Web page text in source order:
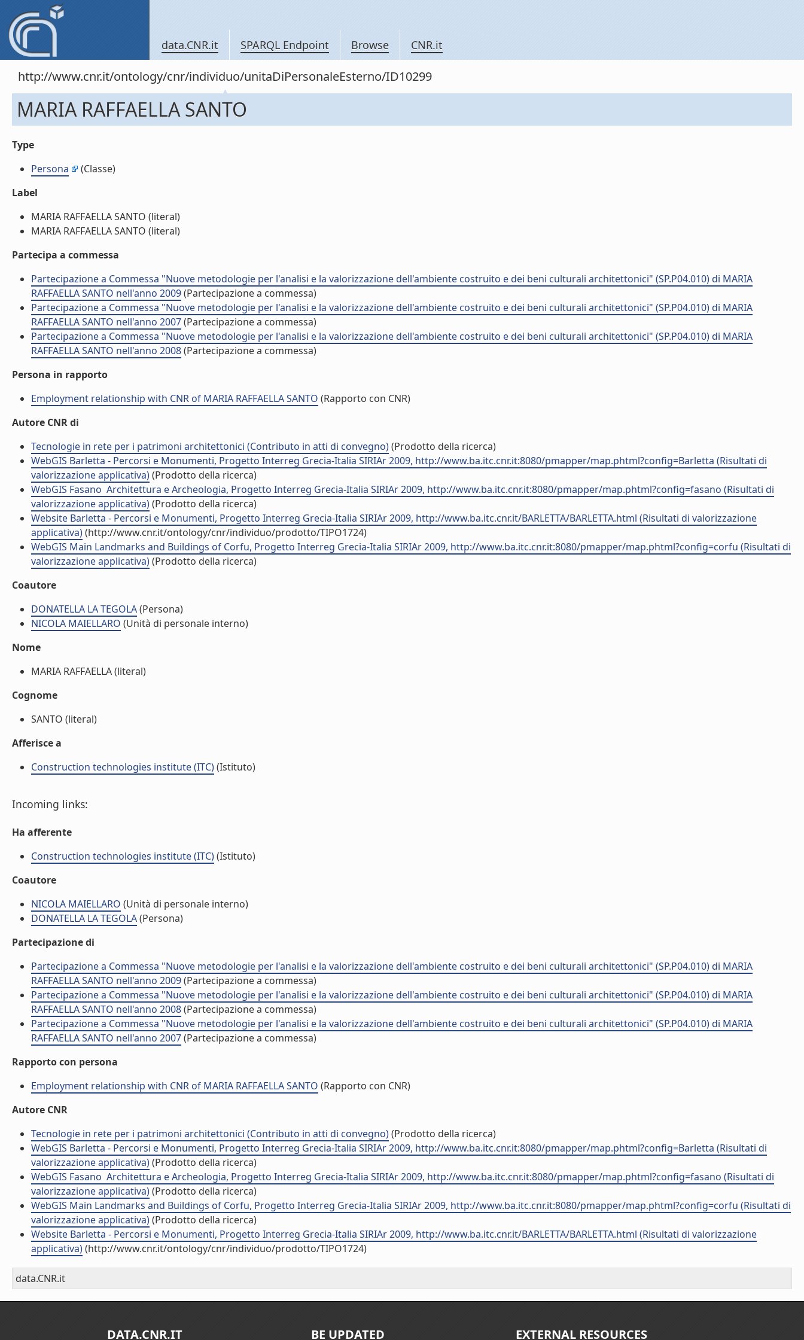
data.CNR.it SPARQL Endpoint Browse CNR.it
http://www.cnr.it/ontology/cnr/individuo/unitaDiPersonaleEsterno/ID10299
MARIA RAFFAELLA SANTO
Type
Persona
(Classe)
Label
MARIA RAFFAELLA SANTO (literal)
MARIA RAFFAELLA SANTO (literal)
Partecipa a commessa
Partecipazione a Commessa "Nuove metodologie per l'analisi e la valorizzazione dell'ambiente costruito e dei beni culturali architettonici" (SP.P04.010) di MARIA
RAFFAELLA SANTO nell'anno 2009(Partecipazione a commessa)
Partecipazione a Commessa "Nuove metodologie per l'analisi e la valorizzazione dell'ambiente costruito e dei beni culturali architettonici" (SP.P04.010) di MARIA
RAFFAELLA SANTO nell'anno 2007(Partecipazione a commessa)
Partecipazione a Commessa "Nuove metodologie per l'analisi e la valorizzazione dell'ambiente costruito e dei beni culturali architettonici" (SP.P04.010) di MARIA
RAFFAELLA SANTO nell'anno 2008(Partecipazione a commessa)
Persona in rapporto
Employment relationship with CNR of MARIA RAFFAELLA SANTO (Rapporto con CNR)
Autore CNR di
Tecnologie in rete per i patrimoni architettonici (Contributo in atti di convegno)(Prodotto della ricerca)
WebGIS Barletta - Percorsi e Monumenti, Progetto Interreg Grecia-Italia SIRIAr 2009, http://www.ba.itc.cnr.it:8080/pmapper/map.phtml?config=Barletta (Risultati di
valorizzazione applicativa)(Prodotto della ricerca)
WebGIS Fasano  Architettura e Archeologia, Progetto Interreg Grecia-Italia SIRIAr 2009, http://www.ba.itc.cnr.it:8080/pmapper/map.phtml?config=fasano (Risultati di
valorizzazione applicativa)(Prodotto della ricerca)
Website Barletta - Percorsi e Monumenti, Progetto Interreg Grecia-Italia SIRIAr 2009, http://www.ba.itc.cnr.it/BARLETTA/BARLETTA.html (Risultati di valorizzazione
applicativa)(http://www.cnr.it/ontology/cnr/individuo/prodotto/TIPO1724)
WebGIS Main Landmarks and Buildings of Corfu, Progetto Interreg Grecia-Italia SIRIAr 2009, http://www.ba.itc.cnr.it:8080/pmapper/map.phtml?config=corfu (Risultati di
valorizzazione applicativa)(Prodotto della ricerca)
Coautore
DONATELLA LA TEGOLA(Persona)
NICOLA MAIELLARO (Unità di personale interno)
Nome
MARIA RAFFAELLA (literal)
Cognome
SANTO (literal)
Afferisce a
Construction technologies institute (ITC)(Istituto)
Incoming links:
Ha afferente
Construction technologies institute (ITC)(Istituto)
Coautore
NICOLA MAIELLARO (Unità di personale interno)
DONATELLA LA TEGOLA(Persona)
Partecipazione di
Partecipazione a Commessa "Nuove metodologie per l'analisi e la valorizzazione dell'ambiente costruito e dei beni culturali architettonici" (SP.P04.010) di MARIA
RAFFAELLA SANTO nell'anno 2009(Partecipazione a commessa)
Partecipazione a Commessa "Nuove metodologie per l'analisi e la valorizzazione dell'ambiente costruito e dei beni culturali architettonici" (SP.P04.010) di MARIA
RAFFAELLA SANTO nell'anno 2008(Partecipazione a commessa)
Partecipazione a Commessa "Nuove metodologie per l'analisi e la valorizzazione dell'ambiente costruito e dei beni culturali architettonici" (SP.P04.010) di MARIA
RAFFAELLA SANTO nell'anno 2007(Partecipazione a commessa)
Rapporto con persona
Employment relationship with CNR of MARIA RAFFAELLA SANTO (Rapporto con CNR)
Autore CNR
Tecnologie in rete per i patrimoni architettonici (Contributo in atti di convegno)(Prodotto della ricerca)
WebGIS Barletta - Percorsi e Monumenti, Progetto Interreg Grecia-Italia SIRIAr 2009, http://www.ba.itc.cnr.it:8080/pmapper/map.phtml?config=Barletta (Risultati di
valorizzazione applicativa)(Prodotto della ricerca)
WebGIS Fasano  Architettura e Archeologia, Progetto Interreg Grecia-Italia SIRIAr 2009, http://www.ba.itc.cnr.it:8080/pmapper/map.phtml?config=fasano (Risultati di
valorizzazione applicativa)(Prodotto della ricerca)
WebGIS Main Landmarks and Buildings of Corfu, Progetto Interreg Grecia-Italia SIRIAr 2009, http://www.ba.itc.cnr.it:8080/pmapper/map.phtml?config=corfu (Risultati di
valorizzazione applicativa)(Prodotto della ricerca)
Website Barletta - Percorsi e Monumenti, Progetto Interreg Grecia-Italia SIRIAr 2009, http://www.ba.itc.cnr.it/BARLETTA/BARLETTA.html (Risultati di valorizzazione
applicativa)(http://www.cnr.it/ontology/cnr/individuo/prodotto/TIPO1724)
data.CNR.it
DATA.CNR.IT BE UPDATED EXTERNAL RESOURCES